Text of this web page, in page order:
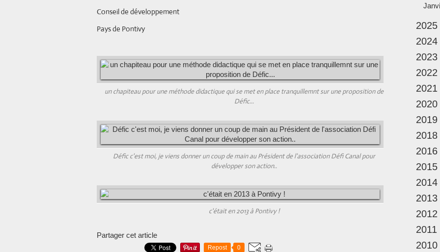
Conseil de développement
Pays de Pontivy
un chapiteau pour une méthode didactique qui se met en place tranquillemnt sur une proposition de
Défic...
Défic c'est moi, je viens donner un coup de main au Président de l'association Défi Canal pour
développer son action..
c'était en 2013 à Pontivy !
Partager cet article
Repost 0
2025
2024
2023
2022
2021
2020
2019
2018
2016
2015
2014
2013
2012
2011
2010